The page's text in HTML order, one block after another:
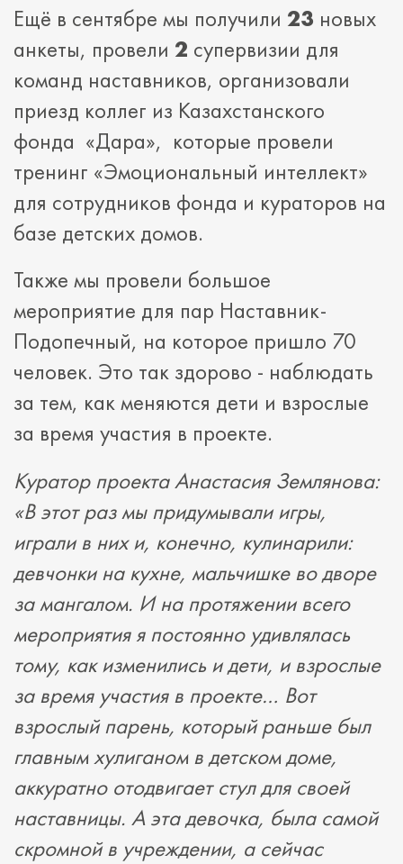
Ещё в сентябре мы получили 23 новых
анкеты, провели 2 супервизии для
команд наставников, организовали
приезд коллег из Казахстанского
фонда «Дара», которые провели
тренинг «Эмоциональный интеллект»
для сотрудников фонда и кураторов на
базе детских домов.
Также мы провели большое
мероприятие для пар Наставник-
Подопечный, на которое пришло 70
человек. Это так здорово - наблюдать
за тем, как меняются дети и взрослые
за время участия в проекте.
Куратор проекта Анастасия Землянова:
«В этот раз мы придумывали игры,
играли в них и, конечно, кулинарили:
девчонки на кухне, мальчишке во дворе
за мангалом. И на протяжении всего
мероприятия я постоянно удивлялась
тому, как изменились и дети, и взрослые
за время участия в проекте… Вот
взрослый парень, который раньше был
главным хулиганом в детском доме,
аккуратно отодвигает стул для своей
наставницы. А эта девочка, была самой
скромной в учреждении, а сейчас